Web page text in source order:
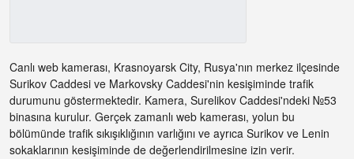
Canlı web kamerası, Krasnoyarsk City, Rusya'nın merkez ilçesinde
Surikov Caddesi ve Markovsky Caddesi'nin kesişiminde trafik
durumunu göstermektedir. Kamera, Surelikov Caddesi'ndeki №53
binasına kurulur. Gerçek zamanlı web kamerası, yolun bu
bölümünde trafik sıkışıklığının varlığını ve ayrıca Surikov ve Lenin
sokaklarının kesişiminde de değerlendirilmesine izin verir.